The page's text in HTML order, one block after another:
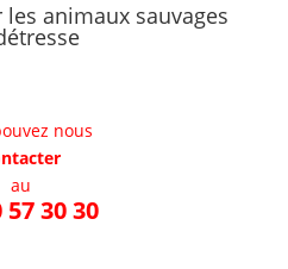
animaux sauvages
nous
au
57 30 30